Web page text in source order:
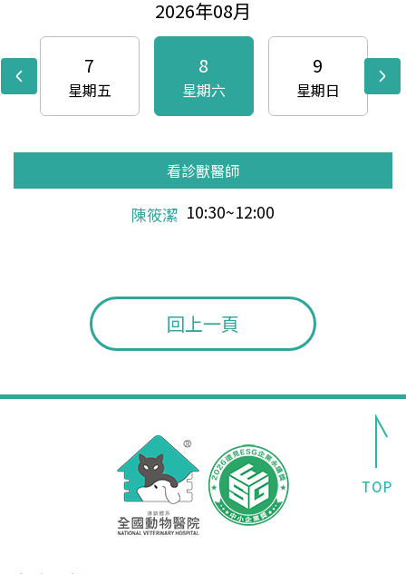
2026年08月
7
星期五
8
星期六
9
星期日
看診獸醫師
陳筱潔 10:30~12:00
看診獸醫師
休 診 10:30~19:30
看診獸醫師
王小玲 10:30~15:00
看診獸醫師
鄭玉津 10:30~19:30
看診獸醫師
林欣宜 12:00~18:00
看診獸醫師
鄭玉津 14:00~19:30
看診獸醫師
鄭玉津 10:30~19:30
看診獸醫師
陳筱潔 10:30~12:00
看診獸醫師
休 診 10:30~19:30
看診獸醫師
王小玲 10:30~15:00
看診獸醫師
鄭玉津 10:30~19:30
看診獸醫師
王允軍 10:30~16:00
看診獸醫師
鄭玉津 14:00~19:30
看診獸醫師
鄭玉津 10:30~19:30
看診獸醫師
陳筱潔 10:30~12:00
看診獸醫師
休 診 10:30~19:30
看診獸醫師
王小玲 10:30~15:00
看診獸醫師
鄭玉津 10:30~19:30
看診獸醫師
王允軍 10:30~16:00
看診獸醫師
鄭玉津 14:00~19:30
看診獸醫師
鄭玉津 10:30~19:30
看診獸醫師
陳筱潔 10:30~12:00
看診獸醫師
休 診 10:30~19:30
看診獸醫師
王小玲 10:30~15:00
看診獸醫師
鄭玉津 10:30~19:30
看診獸醫師
王允軍 10:30~16:00
看診獸醫師
鄭玉津 14:00~19:30
看診獸醫師
鄭玉津 10:30~19:30
看診獸醫師
陳筱潔 10:30~12:00
看診獸醫師
休 診 10:30~19:30
看診獸醫師
王小玲 10:30~15:00
回上一頁